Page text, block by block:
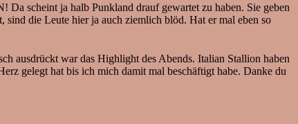
scheint ja halb Punkland drauf gewartet zu haben. Sie geben
sind die Leute hier ja auch ziemlich blöd. Hat er mal eben so
ausdrückt war das Highlight des Abends. Italian Stallion haben
gelegt hat bis ich mich damit mal beschäftigt habe. Danke du